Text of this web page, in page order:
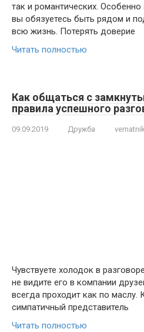
так и романтических.
вы обязуетесь быть рядом и
всю жизнь. Потерять доверие
Читать полностью
Как общаться с
правила успешного
09.09.2019 Дружба vernatnik
Чувствуете холодок в
не видите его в компании
всегда проходит как по маслу.
симпатичный представитель
Читать полностью